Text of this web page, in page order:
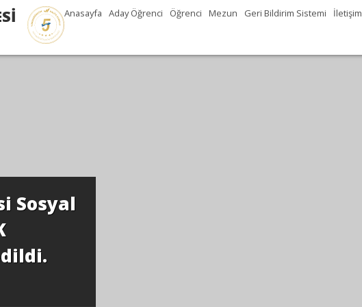
Anasayfa Aday Öğrenci Öğrenci Mezun Geri Bildirim Sistemi İletişim